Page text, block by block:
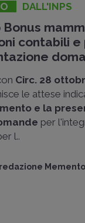
DALL'INPS
Bonus
contabili e
Circ. 28
le attese
e la
per
l..
redazione Memento